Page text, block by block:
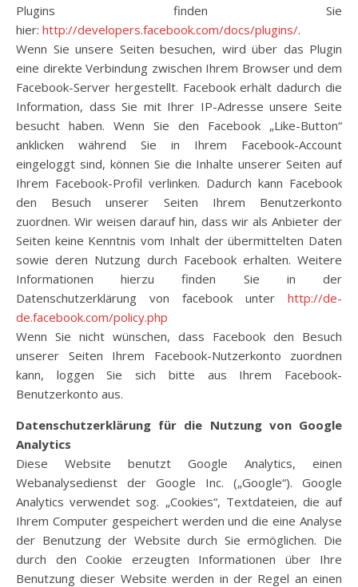
Plugins finden Sie
hier: http://developers.facebook.com/docs/plugins/.
Wenn Sie unsere Seiten besuchen, wird über das Plugin
eine direkte Verbindung zwischen Ihrem Browser und dem
Facebook-Server hergestellt. Facebook erhält dadurch die
Information, dass Sie mit Ihrer IP-Adresse unsere Seite
besucht haben. Wenn Sie den Facebook „Like-Button“
anklicken während Sie in Ihrem Facebook-Account
eingeloggt sind, können Sie die Inhalte unserer Seiten auf
Ihrem Facebook-Profil verlinken. Dadurch kann Facebook
den Besuch unserer Seiten Ihrem Benutzerkonto
zuordnen. Wir weisen darauf hin, dass wir als Anbieter der
Seiten keine Kenntnis vom Inhalt der übermittelten Daten
sowie deren Nutzung durch Facebook erhalten. Weitere
Informationen hierzu finden Sie in der
Datenschutzerklärung von facebook unter http://de-
de.facebook.com/policy.php
Wenn Sie nicht wünschen, dass Facebook den Besuch
unserer Seiten Ihrem Facebook-Nutzerkonto zuordnen
kann, loggen Sie sich bitte aus Ihrem Facebook-
Benutzerkonto aus.
Datenschutzerklärung für die Nutzung von Google
Analytics
Diese Website benutzt Google Analytics, einen
Webanalysedienst der Google Inc. („Google“). Google
Analytics verwendet sog. „Cookies“, Textdateien, die auf
Ihrem Computer gespeichert werden und die eine Analyse
der Benutzung der Website durch Sie ermöglichen. Die
durch den Cookie erzeugten Informationen über Ihre
Benutzung dieser Website werden in der Regel an einen